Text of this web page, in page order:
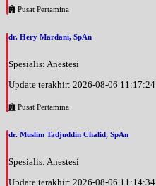
Pusat Pertamina
dr. Hery Mardani, SpAn
Spesialis: Anestesi
Update terakhir: 2026-08-06 11:17:24
Pusat Pertamina
dr. Muslim Tadjuddin Chalid, SpAn
Spesialis: Anestesi
Update terakhir: 2026-08-06 11:14:34